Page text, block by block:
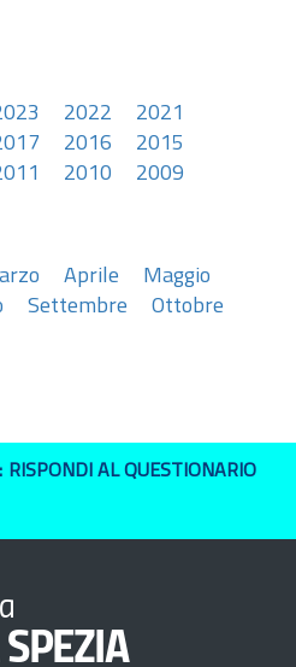
2022
2021
2016
2015
2010
2009
Aprile
Maggio
Settembre
Ottobre
RISPONDI AL QUESTIONARIO